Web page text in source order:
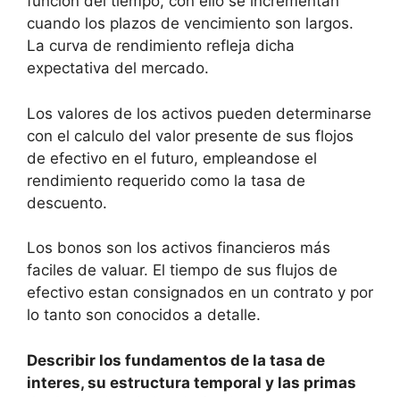
cuando los plazos de vencimiento son largos.
La curva de rendimiento refleja dicha
expectativa del mercado.
Los valores de los activos pueden determinarse
con el calculo del valor presente de sus flojos
de efectivo en el futuro, empleandose el
rendimiento requerido como la tasa de
descuento.
Los bonos son los activos financieros más
faciles de valuar. El tiempo de sus flujos de
efectivo estan consignados en un contrato y por
lo tanto son conocidos a detalle.
Describir los fundamentos de la tasa de
interes, su estructura temporal y las primas